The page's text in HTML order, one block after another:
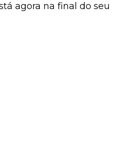
agora na final do seu